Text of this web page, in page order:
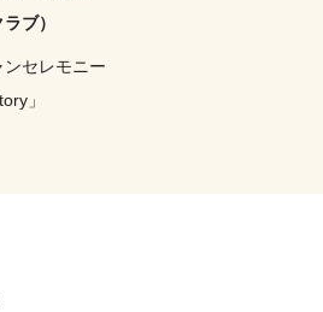
ブ）
セレモニー
」